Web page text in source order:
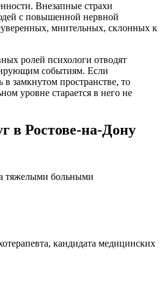
Внезапные страхи
с повышенной нервной
мнительных, склонных к
ролей психологи отводят
событиям. Если
в замкнутом пространстве, то
уровне старается в него не
в Ростове-на-Дону
тяжелыми больными
кандидата медицинских